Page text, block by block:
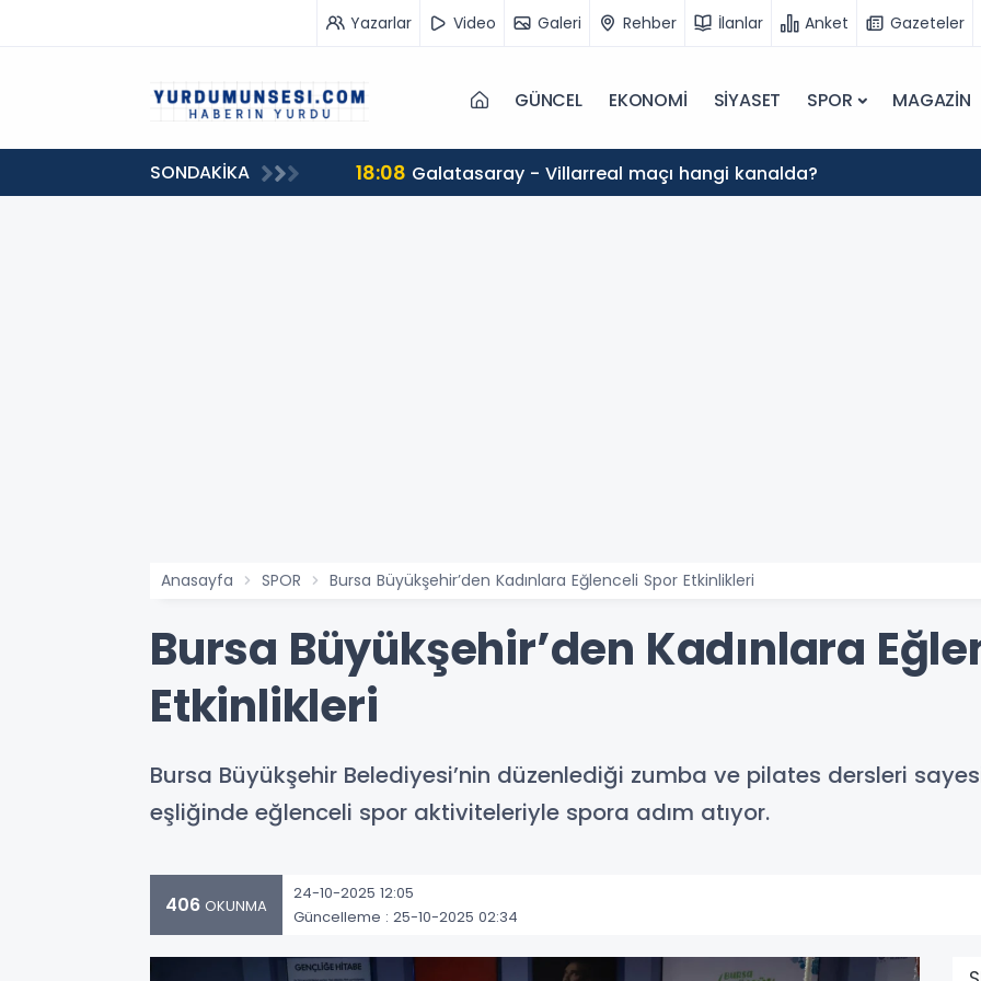
Yazarlar Video Galeri Rehber İlanlar Anket Gazeteler
GÜNCEL EKONOMİ SİYASET SPOR MAGAZİN
SONDAKİKA 18:08 Galatasaray - Villarreal maçı hangi kanalda?
Anasayfa SPOR Bursa Büyükşehir’den Kadınlara Eğlenceli Spor Etkinlikleri
Bursa Büyükşehir’den Kadınlara
Etkinlikleri
Bursa Büyükşehir Belediyesi’nin düzenlediği zumba ve pilates dersleri
eşliğinde eğlenceli spor aktiviteleriyle spora adım atıyor.
406 OKUNMA
24-10-2025 12:05
Güncelleme : 25-10-2025 02:34